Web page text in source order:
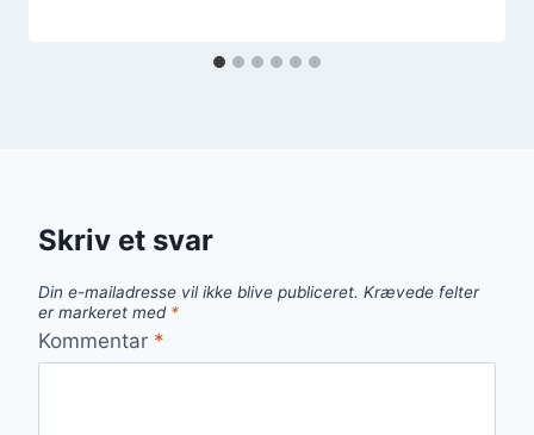
Skriv et svar
Din e-mailadresse vil ikke blive publiceret. Krævede felter
er markeret med *
Kommentar *